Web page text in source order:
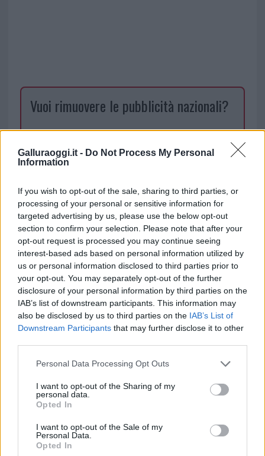
Galluraoggi.it - Do Not Process My Personal
Information
If you wish to opt-out of the sale, sharing to third parties, or
processing of your personal or sensitive information for
targeted advertising by us, please use the below opt-out
section to confirm your selection. Please note that after your
opt-out request is processed you may continue seeing
interest-based ads based on personal information utilized by
us or personal information disclosed to third parties prior to
your opt-out. You may separately opt-out of the further
disclosure of your personal information by third parties on the
IAB’s list of downstream participants. This information may
also be disclosed by us to third parties on the IAB’s List of
Downstream Participants that may further disclose it to other
Please note that this website/app uses one or more Google
not limited to your visit or usage behaviour. You may click to
grant or deny consent to Google and its third-party tags to
use your data for below specified purposes in below Google
consent section.
Personal Data Processing Opt Outs
I want to opt-out of the Sharing of my
personal data.
Opted In
I want to opt-out of the Sale of my
Personal Data.
Opted In
Vuoi rimuovere le pubblicità nazionali?
Puoi abbonarti asoli € 1,10 al mese
cliccando qui
Sei già abbonato?
Puoi effettuare l'accesso andando nella
sezioneLogindal menù del sito o
cliccandoqui
TEMI:
Comune Di Loiri Porto San Paolo
Parco Monte Ruju
Inviaci le tue segnalazioni,
i tuoi video e le tue foto
Su WhatsApp al numero +39
Notizie in tempo reale?